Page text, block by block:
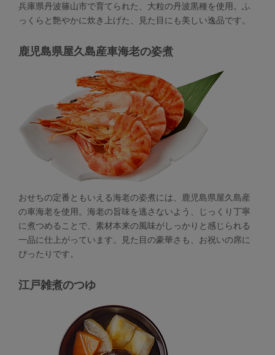
兵庫県丹波篠山市で育てられた、大粒の丹波黒種を使用。ふ
っくらと艶やかに炊き上げた、見た目にも美しい逸品です。
鹿児島県屋久島産車海老の姿煮
おせちの定番ともいえる海老の姿煮には、鹿児島県屋久島産
の車海老を使用。海老の旨味を逃さないよう、じっくり丁寧
に煮つめることで、素材本来の風味がしっかりと感じられる
一品に仕上がっています。見た目の豪華さも、お祝いの席に
ぴったりです。
江戸雑煮のつゆ